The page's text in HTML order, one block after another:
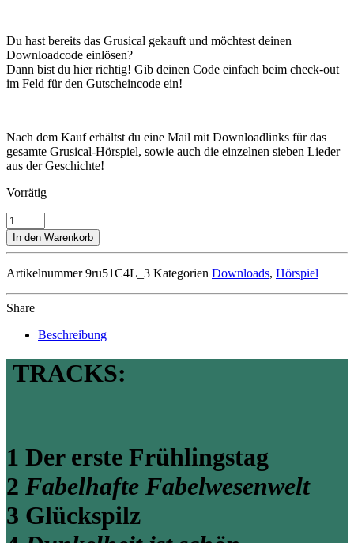
Du hast bereits das Grusical gekauft und möchtest deinen
Downloadcode einlösen?
Dann bist du hier richtig! Gib deinen Code einfach beim check-out
im Feld für den Gutscheincode ein!
Nach dem Kauf erhältst du eine Mail mit Downloadlinks für das
gesamte Grusical-Hörspiel, sowie auch die einzelnen sieben Lieder
aus der Geschichte!
Vorrätig
Gru
Gru
Gruselig
Das
Schloss
DOWNLOAD
In den Warenkorb
Artikelnummer 9ru51C4L_3 Kategorien Downloads, Hörspiel
Share
Beschreibung
TRACKS:
1 Der erste Frühlingstag
2 Fabelhafte Fabelwesenwelt
3 Glückspilz